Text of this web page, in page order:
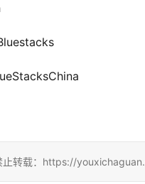
止转载：https://